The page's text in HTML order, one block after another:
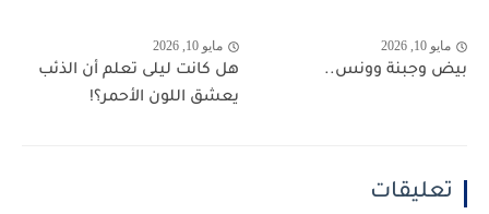
مايو 10, 2026
بيض وجبنة وونس..
مايو 10, 2026
هل كانت ليلى تعلم أن الذئب
يعشق اللون الأحمر؟!
تعليقات